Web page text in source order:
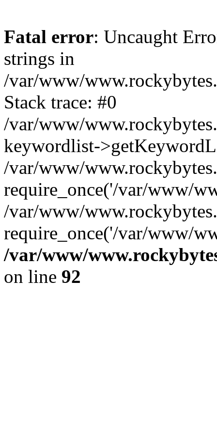
Fatal error: Uncaught
strings in
/var/www/
Stack trace: #0
/var/www/
keywordlist-
/var/www/
require_once('/var/www/
/var/www/
require_once('/var/www/
/var/www/
on line 92